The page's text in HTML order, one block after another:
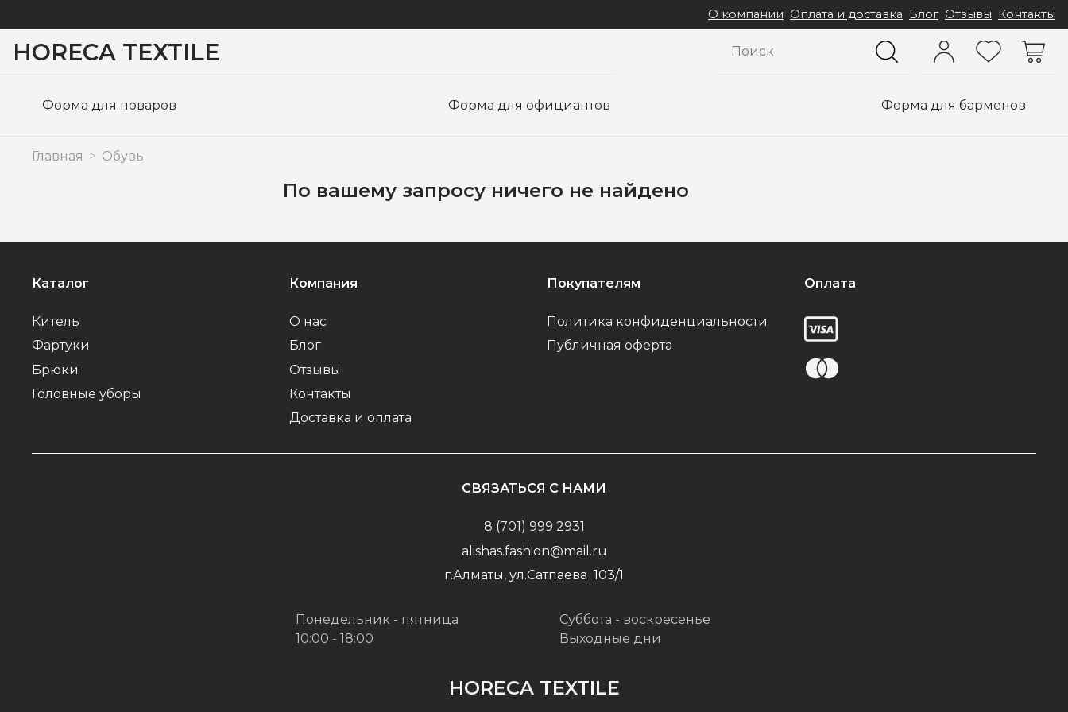
О компании Оплата и доставка Блог Отзывы Контакты
HORECA TEXTILE
Форма для поваров Форма для официантов Форма для барменов
Главная Обувь
По вашему запросу ничего не найдено
Каталог
Китель
Фартуки
Брюки
Головные уборы
Компания
О нас
Блог
Отзывы
Контакты
Доставка и оплата
Покупателям
Политика конфиденциальности
Публичная оферта
Оплата
СВЯЗАТЬСЯ С НАМИ
8 (701) 999 2931
alishas.fashion@mail.ru
г.Алматы, ул.Сатпаева 103/1
Понедельник - пятница
10:00 - 18:00
Суббота - воскресенье
Выходные дни
HORECA TEXTILE